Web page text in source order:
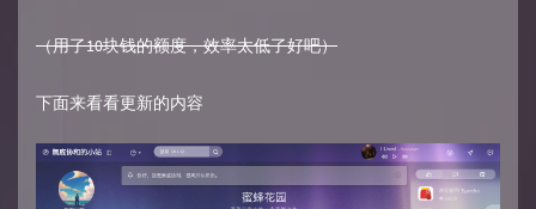
（用了10块钱的额度，效率太低了好吧）
下面来看看更新的内容